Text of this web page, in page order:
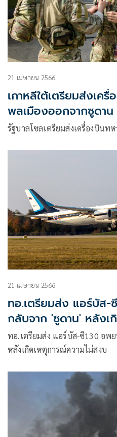
21 เมษายน 2566
เกาหลีใต้เตรียมส่งเค
พลเมืองออกจากซูดาน
รัฐบาลโซลเตรียมส่งเครื่องบิน
21 เมษายน 2566
ทอ.เตรียมส่ง แอร์บัส
กลับจาก 'ซูดาน' หลังเ
สงบ
ทอ.เตรียมส่ง แอร์บัส-ซี130 อพ
หลังเกิดเหตุการณ์ความไม่สงบ